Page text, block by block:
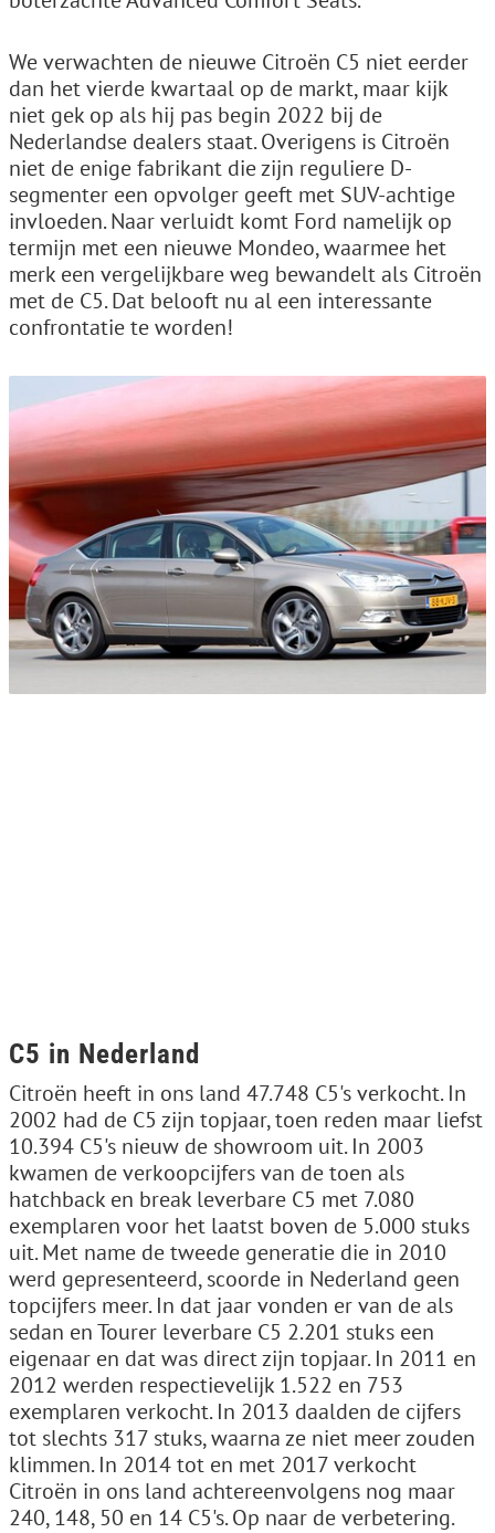
We verwachten de nieuwe Citroën C5 niet eerder
dan het vierde kwartaal op de markt, maar kijk
niet gek op als hij pas begin 2022 bij de
Nederlandse dealers staat. Overigens is Citroën
niet de enige fabrikant die zijn reguliere D-
segmenter een opvolger geeft met SUV-achtige
invloeden. Naar verluidt komt Ford namelijk op
termijn met een nieuwe Mondeo, waarmee het
merk een vergelijkbare weg bewandelt als Citroën
met de C5. Dat belooft nu al een interessante
confrontatie te worden!
C5 in Nederland
Citroën heeft in ons land 47.748 C5's verkocht. In
2002 had de C5 zijn topjaar, toen reden maar liefst
10.394 C5's nieuw de showroom uit. In 2003
kwamen de verkoopcijfers van de toen als
hatchback en break leverbare C5 met 7.080
exemplaren voor het laatst boven de 5.000 stuks
uit. Met name de tweede generatie die in 2010
werd gepresenteerd, scoorde in Nederland geen
topcijfers meer. In dat jaar vonden er van de als
sedan en Tourer leverbare C5 2.201 stuks een
eigenaar en dat was direct zijn topjaar. In 2011 en
2012 werden respectievelijk 1.522 en 753
exemplaren verkocht. In 2013 daalden de cijfers
tot slechts 317 stuks, waarna ze niet meer zouden
klimmen. In 2014 tot en met 2017 verkocht
Citroën in ons land achtereenvolgens nog maar
240, 148, 50 en 14 C5's. Op naar de verbetering.